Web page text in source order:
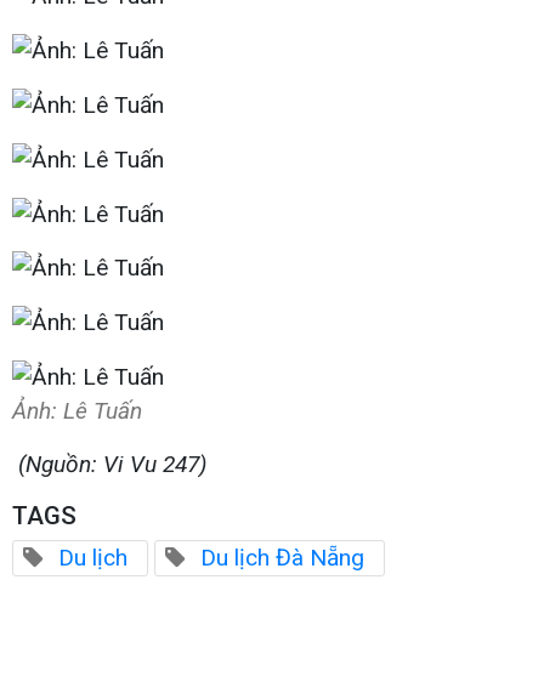
Ảnh: Lê Tuấn
(Nguồn: Vi Vu 247)
TAGS
Du lịch Du lịch Đà Nẵng